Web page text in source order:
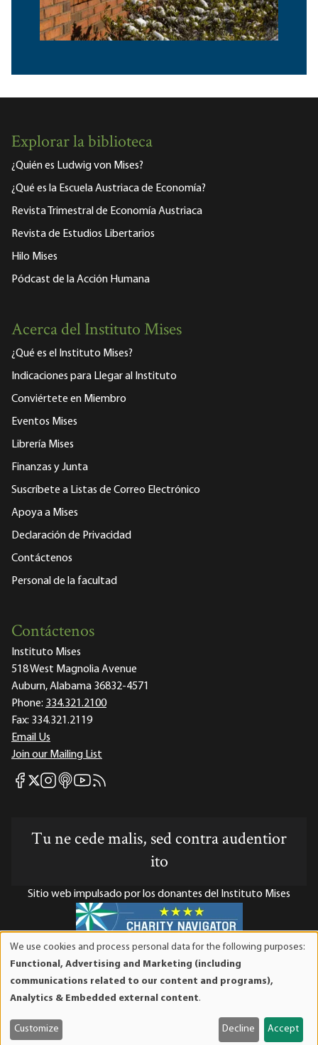
Explorar la biblioteca
¿Quién es Ludwig von Mises?
¿Qué es la Escuela Austriaca de Economía?
Revista Trimestral de Economía Austriaca
Revista de Estudios Libertarios
Hilo Mises
Pódcast de la Acción Humana
Acerca del Instituto Mises
¿Qué es el Instituto Mises?
Indicaciones para Llegar al Instituto
Conviértete en Miembro
Eventos Mises
Librería Mises
Finanzas y Junta
Suscríbete a Listas de Correo Electrónico
Apoya a Mises
Declaración de Privacidad
Contáctenos
Personal de la facultad
Contáctenos
Instituto Mises
518 West Magnolia Avenue
Auburn, Alabama 36832-4571
Phone: 334.321.2100
Fax: 334.321.2119
Email Us
Join our Mailing List
Mises Facebook
Mises X
Mises Instagram
Mises itunes
Mises Youtube
Mises RSS feed
Tu ne cede malis, sed contra audentior
ito
Sitio web impulsado por los donantes del Instituto Mises
El Instituto Mises es una organización sin fines de lucro 501(c)(3)
exenta de impuestos. Las contribuciones son deducibles de
impuestos en la máxima medida que lo permita la ley. ID Fiscal:
and
cookies
We use cookies and process personal data for the following purposes:
Functional, Advertising and Marketing (including
communications related to our content and programs),
Analytics & Embedded external content.
Customize Decline Accept